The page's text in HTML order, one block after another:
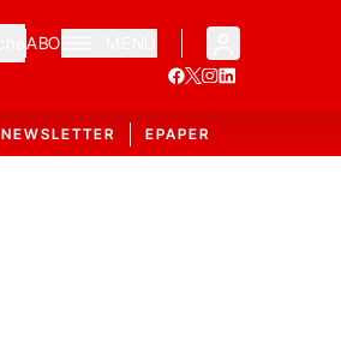
ABO
NEWSLETTER EPAPER